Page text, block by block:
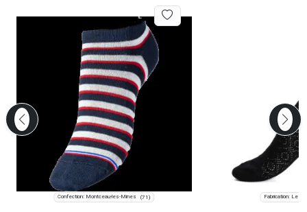
Confection: Montceau-les-Mines (71) Fabrication: Les